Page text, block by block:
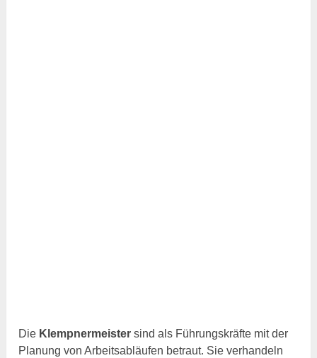
Die Klempnermeister sind als Führungskräfte mit der
Planung von Arbeitsabläufen betraut. Sie verhandeln